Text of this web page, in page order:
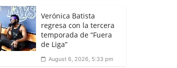
Verónica Batista
regresa con la tercera
temporada de “Fuera
de Liga”
August 6, 2026, 5:33 pm